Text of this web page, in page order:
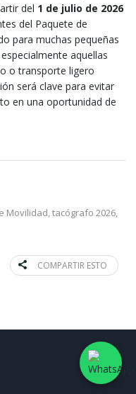
del 1 de julio de 2026
del Paquete de
para muchas pequeñas
aquellas
o transporte ligero
será clave para evitar
en una oportunidad de
Movilidad,tacógrafo 2026,
COMPARTIR ESTO